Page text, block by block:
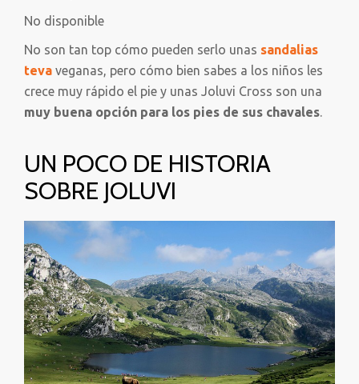
No disponible
No son tan top cómo pueden serlo unas sandalias
teva veganas, pero cómo bien sabes a los niños les
crece muy rápido el pie y unas Joluvi Cross son una
muy buena opción para los pies de sus chavales.
UN POCO DE HISTORIA
SOBRE JOLUVI